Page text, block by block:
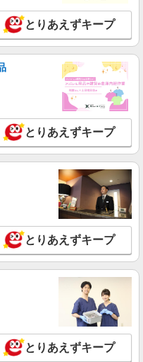
業代支給 ★交通費別途支給
規定有) お友達を紹介
給(規定有) ★月2回払
程有）★ ゜・。○。・゜
天モバイルショップ
詳細を見る
販売スタッフ
残業代支給 ★交通費別途支給
(規定有) お友達を紹介
給(規定有) ★月2回払
程有）★ ゜・。○。・゜
詳細を見る
れる携帯販売
円（経験・能力による） ※
。○。・゜+゜ 入社祝い金10
電量販店
とりあえずキープ
とりあえずキープ
とりあえずキープ
とりあえずキープ